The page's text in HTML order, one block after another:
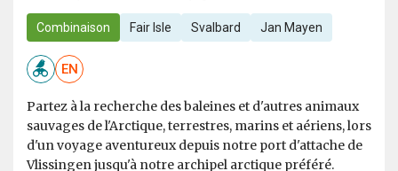
Combinaison Fair Isle Svalbard Jan Mayen
EN
Partez à la recherche des baleines et d'autres animaux
sauvages de l'Arctique, terrestres, marins et aériens, lors
d'un voyage aventureux depuis notre port d'attache de
Vlissingen jusqu'à notre archipel arctique préféré.